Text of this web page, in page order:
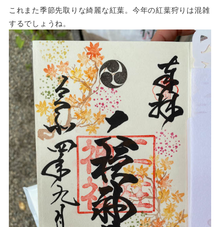
これまた季節先取りな綺麗な紅葉。今年の紅葉狩りは混雑
するでしょうね。